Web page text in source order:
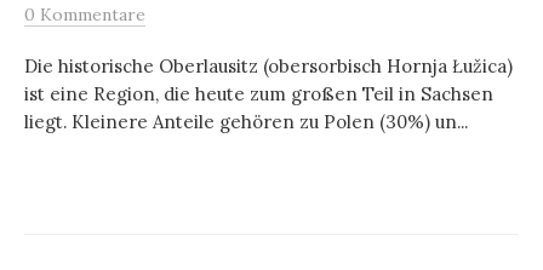
0 Kommentare
Die historische Oberlausitz (obersorbisch Hornja Łužica)
ist eine Region, die heute zum großen Teil in Sachsen
liegt. Kleinere Anteile gehören zu Polen (30%) un...